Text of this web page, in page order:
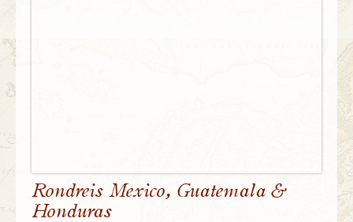
Rondreis Mexico, Guatemala &
Honduras